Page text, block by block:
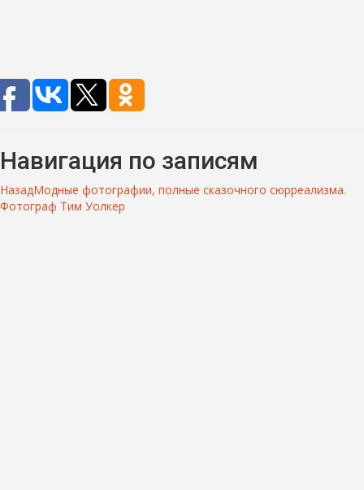
Навигация по записям
НазадМодные фотографии, полные сказочного сюрреализма.
Фотограф Тим Уолкер